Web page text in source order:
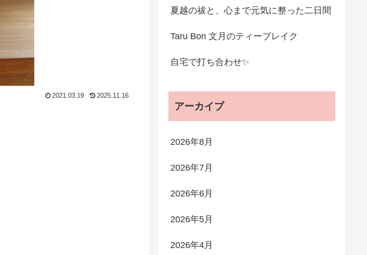
2021.03.19 2025.11.16
夏越の祓と、心まで元気に整った二日間
Taru Bon 文月のティーブレイク
自宅で打ち合わせ✨
アーカイブ
2026年8月
2026年7月
2026年6月
2026年5月
2026年4月